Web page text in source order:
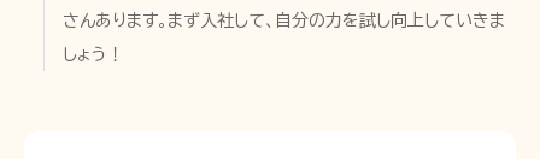
さんあります。まず入社して、自分の力を試し向上していきま
しょう！